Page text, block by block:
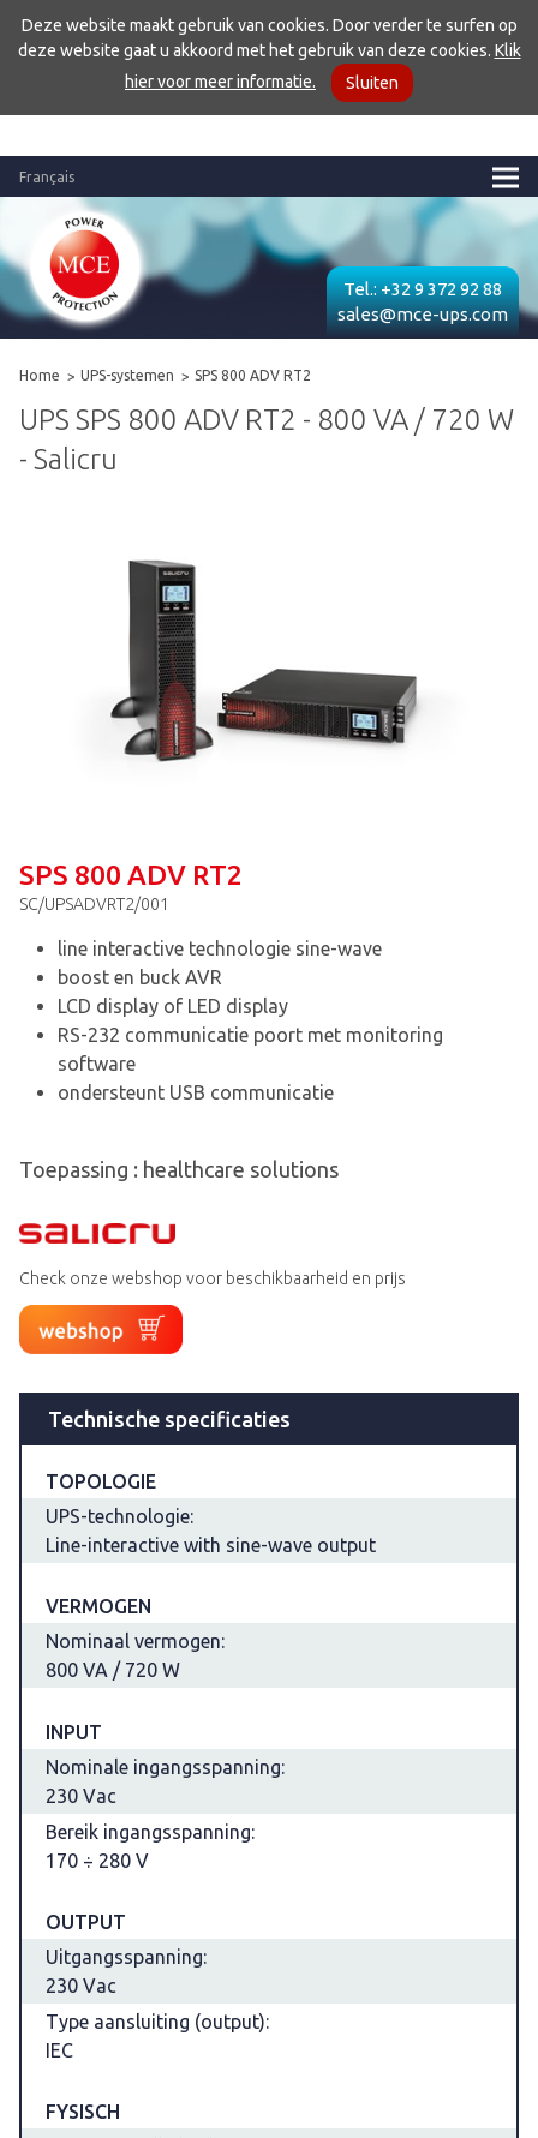
Deze website maakt gebruik van cookies. Door verder te surfen op
deze website gaat u akkoord met het gebruik van deze cookies. Klik
hier voor meer informatie.
Sluiten
Français
Tel.:+32 9 372 92 88
sales@mce-ups.com
Home UPS-systemen SPS 800 ADV RT2
UPS SPS 800 ADV RT2 - 800 VA / 720 W
- Salicru
SPS 800 ADV RT2
SC/UPSADVRT2/001
line interactive technologie sine-wave
boost en buck AVR
LCD display of LED display
RS-232 communicatie poort met monitoring
software
ondersteunt USB communicatie
Toepassing : healthcare solutions
Check onze webshop voor beschikbaarheid en prijs
Technische specificaties
TOPOLOGIE
UPS-technologie:
Line-interactive with sine-wave output
VERMOGEN
Nominaal vermogen:
800 VA / 720 W
INPUT
Nominale ingangsspanning:
230 Vac
Bereik ingangsspanning:
170 ÷ 280 V
OUTPUT
Uitgangsspanning:
230 Vac
Type aansluiting (output):
IEC
FYSISCH